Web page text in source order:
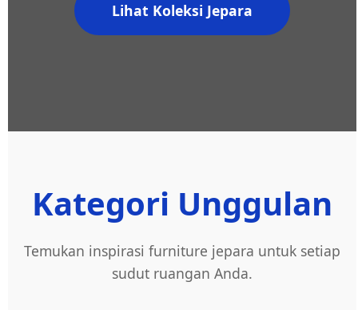
Lihat Koleksi Jepara
Kategori Unggulan
Temukan inspirasi furniture jepara untuk setiap
sudut ruangan Anda.